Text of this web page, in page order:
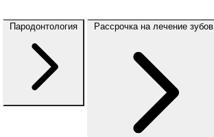
Пародонтология Рассрочка на лечение зубов